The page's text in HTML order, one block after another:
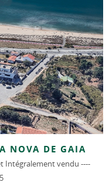
NOVA DE GAIA
Intégralement vendu ----